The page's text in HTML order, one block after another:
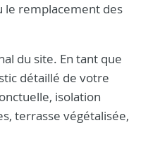
le remplacement des
du site. En tant que
détaillé de votre
isolation
terrasse végétalisée,